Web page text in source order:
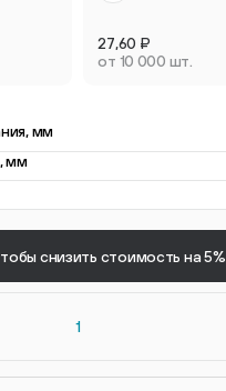
27,60 ₽
от 10 000 шт.
мм
мм
снизить стоимость на 5%